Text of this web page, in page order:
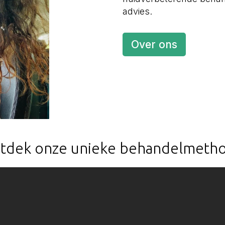
advies.
Over ons
onze unieke